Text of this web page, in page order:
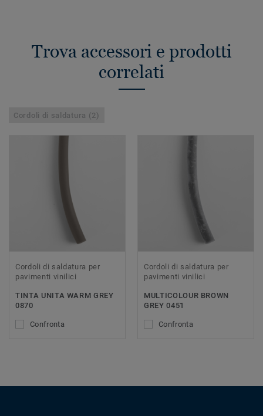
Trova accessori e prodotti
correlati
Cordoli di saldatura (2)
Cordoli di saldatura per
pavimenti vinilici
TINTA UNITA WARM GREY
0870
Confronta
Cordoli di saldatura per
pavimenti vinilici
MULTICOLOUR BROWN
GREY 0451
Confronta